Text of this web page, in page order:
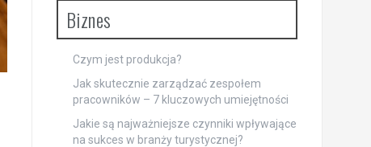
Biznes
Czym jest produkcja?
Jak skutecznie zarządzać zespołem
pracowników – 7 kluczowych umiejętności
Jakie są najważniejsze czynniki wpływające
na sukces w branży turystycznej?